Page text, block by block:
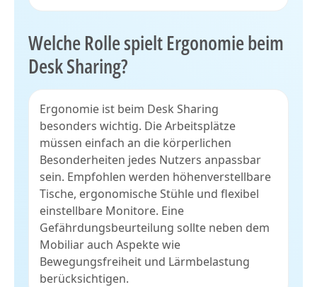
Welche Rolle spielt Ergonomie beim
Desk Sharing?
Ergonomie ist beim Desk Sharing
besonders wichtig. Die Arbeitsplätze
müssen einfach an die körperlichen
Besonderheiten jedes Nutzers anpassbar
sein. Empfohlen werden höhenverstellbare
Tische, ergonomische Stühle und flexibel
einstellbare Monitore. Eine
Gefährdungsbeurteilung sollte neben dem
Mobiliar auch Aspekte wie
Bewegungsfreiheit und Lärmbelastung
berücksichtigen.